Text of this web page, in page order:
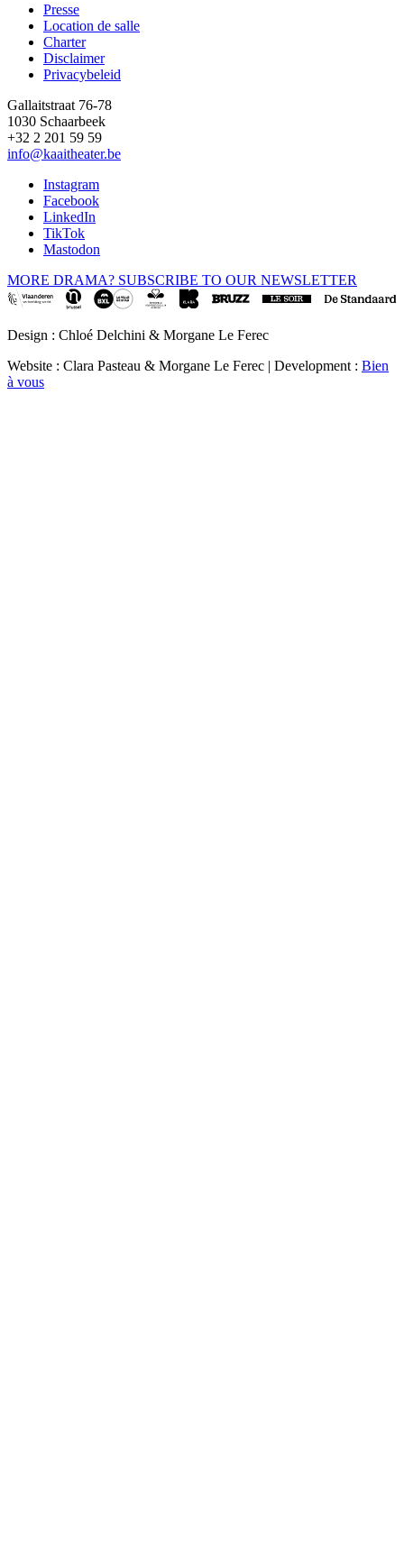
Footer
Presse
Location de salle
Charter
Disclaimer
Privacybeleid
Gallaitstraat 76-78
1030 Schaarbeek
+32 2 201 59 59
info@kaaitheater.be
Instagram
Facebook
LinkedIn
TikTok
Mastodon
MORE DRAMA? SUBSCRIBE TO OUR NEWSLETTER
Design : Chloé Delchini & Morgane Le Ferec
Website : Clara Pasteau & Morgane Le Ferec | Development : Bien
à vous